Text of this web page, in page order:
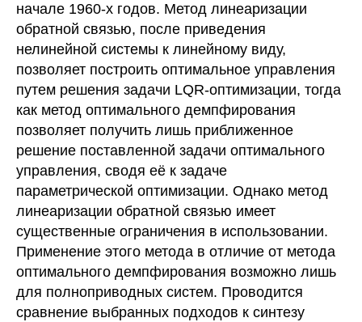
начале 1960-х годов. Метод линеаризации
обратной связью, после приведения
нелинейной системы к линейному виду,
позволяет построить оптимальное управления
путем решения задачи LQR-оптимизации, тогда
как метод оптимального демпфирования
позволяет получить лишь приближенное
решение поставленной задачи оптимального
управления, сводя её к задаче
параметрической оптимизации. Однако метод
линеаризации обратной связью имеет
существенные ограничения в использовании.
Применение этого метода в отличие от метода
оптимального демпфирования возможно лишь
для полноприводных систем. Проводится
сравнение выбранных подходов к синтезу